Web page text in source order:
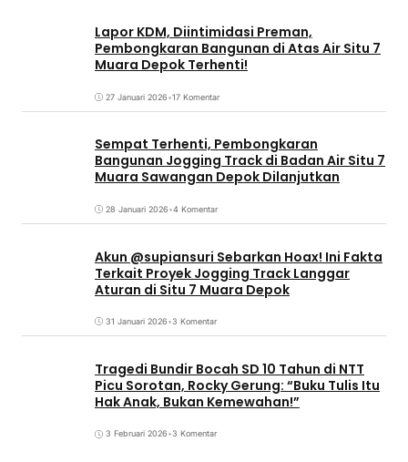
Lapor KDM, Diintimidasi Preman,
Pembongkaran Bangunan di Atas Air Situ 7
Muara Depok Terhenti!
27 Januari 2026•17 Komentar
Sempat Terhenti, Pembongkaran
Bangunan Jogging Track di Badan Air Situ 7
Muara Sawangan Depok Dilanjutkan
28 Januari 2026•4 Komentar
Akun @supiansuri Sebarkan Hoax! Ini Fakta
Terkait Proyek Jogging Track Langgar
Aturan di Situ 7 Muara Depok
31 Januari 2026•3 Komentar
Tragedi Bundir Bocah SD 10 Tahun di NTT
Picu Sorotan, Rocky Gerung: “Buku Tulis Itu
Hak Anak, Bukan Kemewahan!”
3 Februari 2026•3 Komentar